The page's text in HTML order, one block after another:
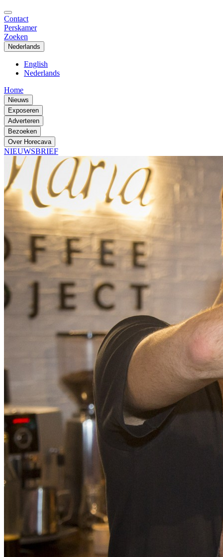
Contact
Perskamer
Zoeken
Nederlands
English
Nederlands
Home
Nieuws
Exposeren
Adverteren
Bezoeken
Over Horecava
NIEUWSBRIEF